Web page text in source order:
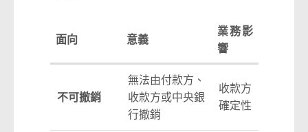
面向 意義
業務影
響
不可撤銷
無法由付款方、
收款方或中央銀
行撤銷
收款方
確定性